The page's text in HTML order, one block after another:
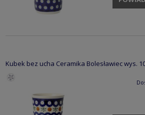
Kubek bez ucha Ceramika Bolesławiec wys.